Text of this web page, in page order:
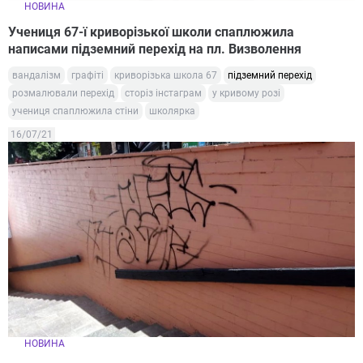
НОВИНА
Учениця 67-ї криворізької школи спаплюжила
написами підземний перехід на пл. Визволення
вандалізм графіті криворізька школа 67
підземний перехід
розмалювали перехід
сторіз інстаграм
у кривому розі
учениця спаплюжила стіни
школярка
16/07/21
НОВИНА